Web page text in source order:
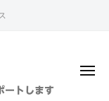
ートします
メ